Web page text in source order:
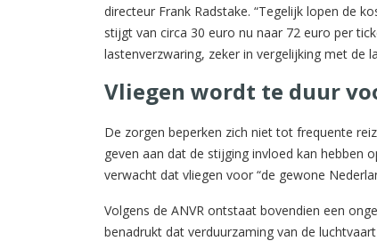
directeur Frank Radstake. “Tegelijk lopen de
stijgt van circa 30 euro nu naar 72 euro per
lastenverzwaring, zeker in vergelijking met de
Vliegen wordt te duur
De zorgen beperken zich niet tot frequente
geven aan dat de stijging invloed kan hebben
verwacht dat vliegen voor “de gewone
Volgens de ANVR ontstaat bovendien een
benadrukt dat verduurzaming van de